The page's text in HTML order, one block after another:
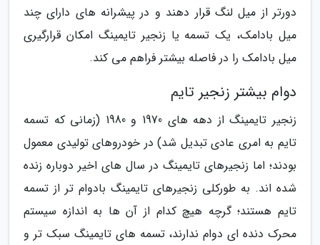
دورتر از میل لنگ قرار دهند و در پیشرانه های دارای چند
میل بادامک، یک تسمه یا زنجیر تایمینگ امکان قرارگیری
میل بادامک را در فاصله بیشتر فراهم می کند.
دوام بیشتر زنجیر تایم
زنجیر تایمینگ از دهه های 1970 و 1980 (زمانی که تسمه
تایم به امری عادی تبدیل شد) در خودروهای تولیدی معمول
بودند؛ اما زنجیرهای تایمینگ در سال های اخیر دوباره زنده
شده اند. به طورکلی زنجیرهای تایمینگ بادوام تر از تسمه
تایم هستند؛ گرچه هیچ کدام از آن ها به اندازه سیستم
محرک دنده ای دوام ندارند، تسمه های تایمینگ سبک تر و